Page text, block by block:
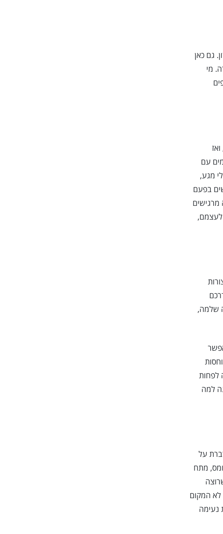
גם כאן
מי
עם
מגע,
בפעם
לעצמם,
שלמה,
לפחות
למה
על
מתח
לא המקום
נעימה